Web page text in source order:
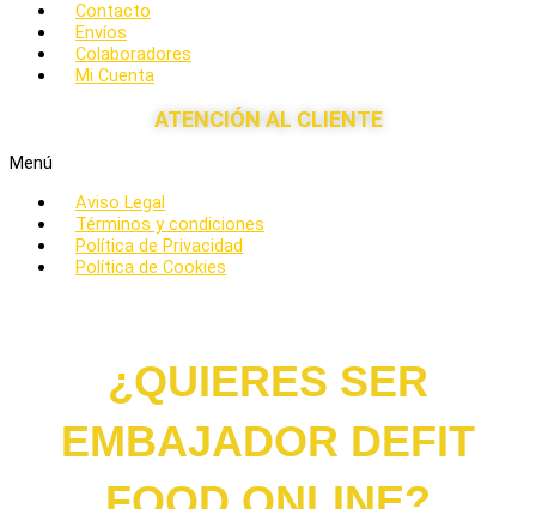
Contacto
Envíos
Colaboradores
Mi Cuenta
ATENCIÓN AL CLIENTE
Menú
Aviso Legal
Términos y condiciones
Política de Privacidad
Política de Cookies
¿QUIERES SER
EMBAJADOR DEFIT